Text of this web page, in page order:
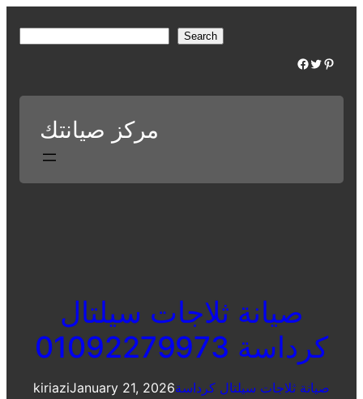
r
Search
Facebook Twitter Pinterest
مركز صيانتك
صيانة ثلاجات سيلتال
كرداسة 01092279973
kiriaziJanuary 21, 2026صيانة ثلاجات سيلتال كرداسة